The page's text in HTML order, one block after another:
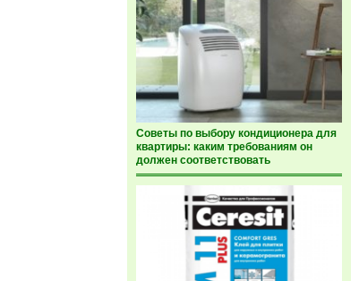
Советы по выбору кондиционера для
квартиры: каким требованиям он
должен соответствовать